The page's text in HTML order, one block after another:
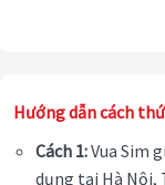
Hướng dẫn cách
Cách 1:Vua Sim
dụng tại Hà Nội,